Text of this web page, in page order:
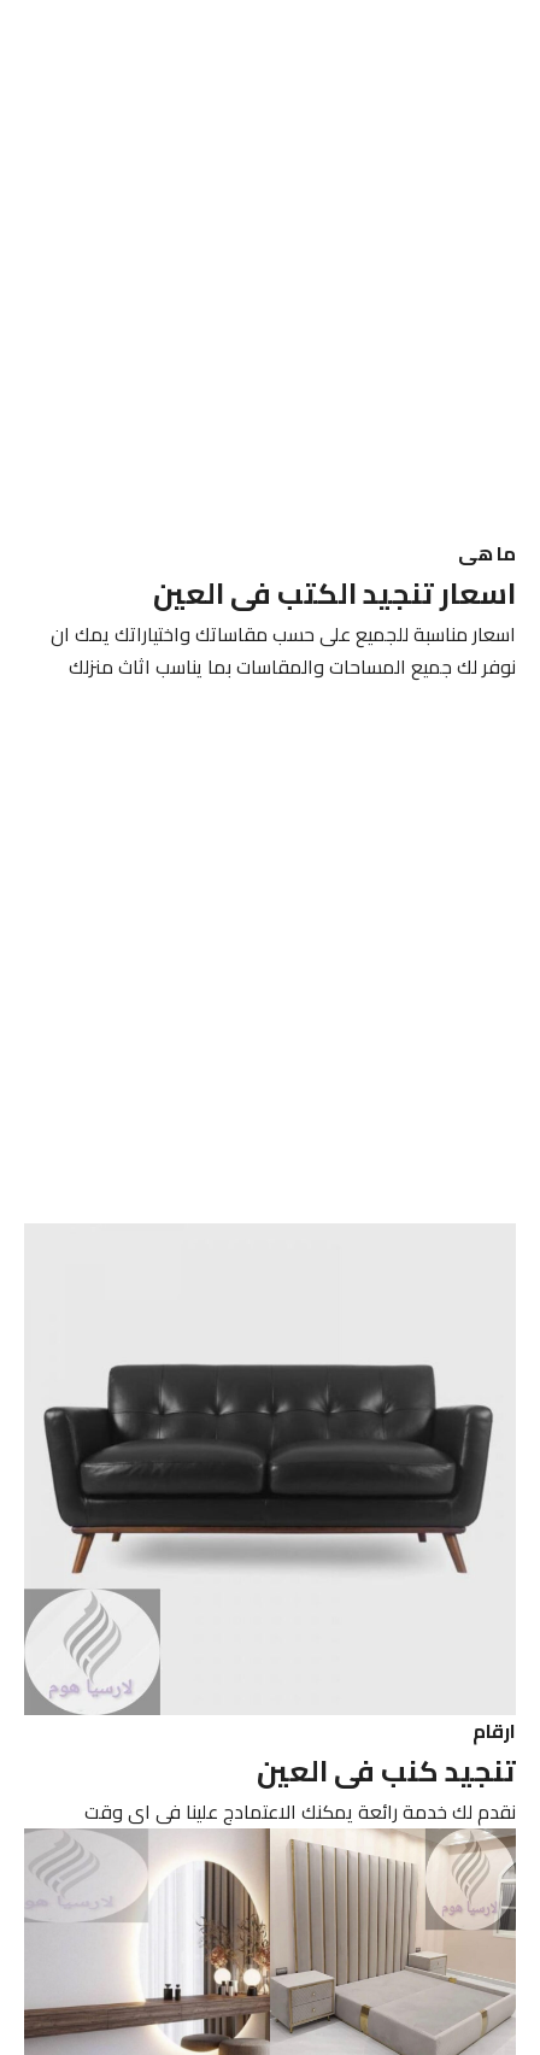
ما هى
اسعار تنجيد الكتب فى العين
اسعار مناسبة للجميع على حسب مقاساتك واختياراتك يمك ان
نوفر لك جميع المساحات والمقاسات بما يناسب اثاث منزلك
ارقام
تنجيد كنب فى العين
نقدم لك خدمة رائعة يمكنك الاعتمادج علينا فى اى وقت